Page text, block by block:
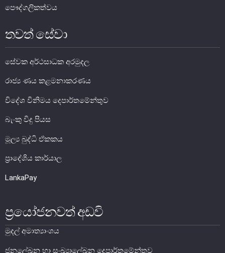
පලුදු වූ මුදල් නෝට්ටු හුවමාරු කිරීම
ව්‍යාජ මුදල් නෝට්ටු වැළැක්වීම
ව්‍යවහාර මුදල් නෝට්ටු වල අනුකරණ සැකසීම
තව තොරතුරු
නීති
පෞද්ගලිකත්වය
තවත් සේවා
සේවක අර්ථසාධක අරමුදල
රාජ්‍ය ණය කළමනාකරණය
විදේශ විනිමය දෙපාර්තමේන්තුව
බැංකු විදු පියස
මූල්‍ය බුද්ධි ඒකකය
ප්‍රාදේශිය කාර්යාල
LankaPay
ප්‍රයෝජනවත් අඩවි
මුදල් අමාත්‍යාංශය
ජනලේඛන හා සංඛ්‍යාලේඛන දෙපාර්තමේන්තුව